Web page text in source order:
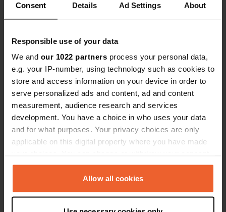
Consent Details Ad Settings About
Responsible use of your data
We and our 1022 partners process your personal data,
e.g. your IP-number, using technology such as cookies to
store and access information on your device in order to
serve personalized ads and content, ad and content
measurement, audience research and services
development. You have a choice in who uses your data
and for what purposes. Your privacy choices are only
applicable on this digital property where you have made
any time from the Cookie Declaration or by clicking on
the Privacy trigger icon.Allow all cookies
Coordonnées
45.7156909 5.3332378
Code du site
113578 Copie
Passer àPRO+
pour toutes les coordonnées
Afficher sur la carte
Visitez le site Web